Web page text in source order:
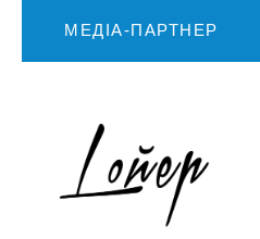
МЕДІА-ПАРТНЕР